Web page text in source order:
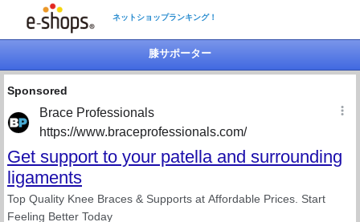
ネットショップランキング！
膝サポーター